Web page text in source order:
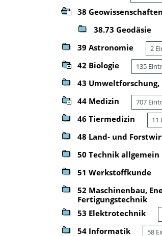
38 Geowissenschaften
38.73 Geodäsie
39 Astronomie 2
42 Biologie 135
43
44 Medizin 707
46 Tiermedizin 11
48 Land- und
50 Technik allgemein
51 Werkstoffkunde
52 Maschinenbau,
Fertigungstechnik
53 Elektrotechnik
54 Informatik 58